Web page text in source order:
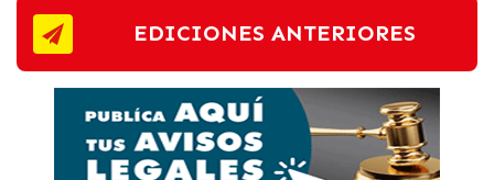
EDICIONES ANTERIORES